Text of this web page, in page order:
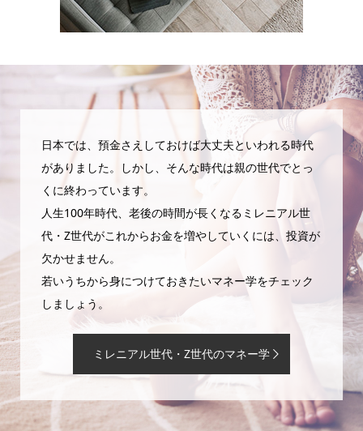
日本では、預金さえしておけば大丈夫といわれる時代
がありました。しかし、そんな時代は親の世代でとっ
くに終わっています。
人生100年時代、老後の時間が長くなるミレニアル世
代・Z世代がこれからお金を増やしていくには、投資が
欠かせません。
若いうちから身につけておきたいマネー学をチェック
しましょう。
ミレニアル世代・Z世代のマネー学